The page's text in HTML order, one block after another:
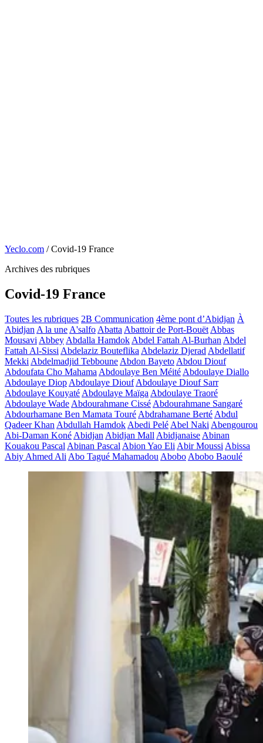
Yeclo.com / Covid-19 France
Archives des rubriques
Covid-19 France
Toutes les rubriques 2B Communication 4ème pont d’Abidjan À
Abidjan A la une A'salfo Abatta Abattoir de Port-Bouët Abbas
Mousavi Abbey Abdalla Hamdok Abdel Fattah Al-Burhan Abdel
Fattah Al-Sissi Abdelaziz Bouteflika Abdelaziz Djerad Abdellatif
Mekki Abdelmadjid Tebboune Abdon Bayeto Abdou Diouf
Abdoufata Cho Mahama Abdoulaye Ben Méité Abdoulaye Diallo
Abdoulaye Diop Abdoulaye Diouf Abdoulaye Diouf Sarr
Abdoulaye Kouyaté Abdoulaye Maïga Abdoulaye Traoré
Abdoulaye Wade Abdourahmane Cissé Abdourahmane Sangaré
Abdourhamane Ben Mamata Touré Abdrahamane Berté Abdul
Qadeer Khan Abdullah Hamdok Abedi Pelé Abel Naki Abengourou
Abi-Daman Koné Abidjan Abidjan Mall Abidjanaise Abinan
Kouakou Pascal Abinan Pascal Abion Yao Eli Abir Moussi Abissa
Abiy Ahmed Ali Abo Tagué Mahamadou Abobo Abobo Baoulé